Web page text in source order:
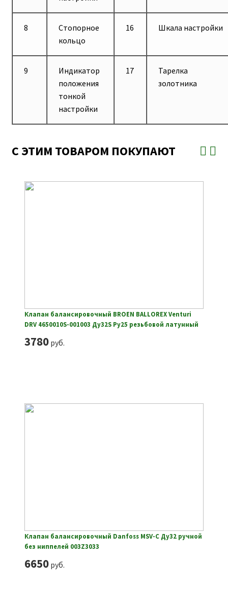
8
Стопорное
кольцо
16 Шкала настройки
9
Индикатор
положения
тонкой
настройки
17
Тарелка
золотника
С ЭТИМ ТОВАРОМ ПОКУПАЮТ
Клапан балансировочный BROEN BALLOREX Venturi
DRV 4650010S-001003 Ду32S Ру25 резьбовой латунный
3780руб.
Клапан балансировочный Danfoss MSV-C Ду32 ручной
без ниппелей 003Z3033
6650руб.